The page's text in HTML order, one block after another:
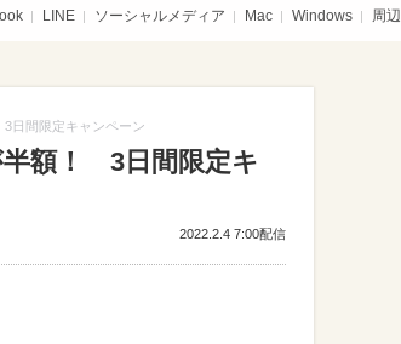
LINE ソーシャルメディア Mac Windows 周
日間限定キャンペーン
半額！ 3日間限定キ
2022.2.4 7:00配信